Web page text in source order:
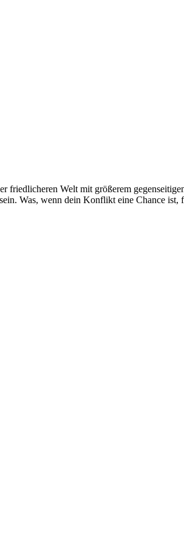
friedlicheren Welt mit größerem
Was, wenn dein Konflikt eine Chance ist,